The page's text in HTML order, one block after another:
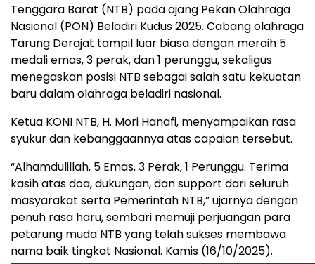
Tenggara Barat (NTB) pada ajang Pekan Olahraga
Nasional (PON) Beladiri Kudus 2025. Cabang olahraga
Tarung Derajat tampil luar biasa dengan meraih 5
medali emas, 3 perak, dan 1 perunggu, sekaligus
menegaskan posisi NTB sebagai salah satu kekuatan
baru dalam olahraga beladiri nasional.
Ketua KONI NTB, H. Mori Hanafi, menyampaikan rasa
syukur dan kebanggaannya atas capaian tersebut.
“Alhamdulillah, 5 Emas, 3 Perak, 1 Perunggu. Terima
kasih atas doa, dukungan, dan support dari seluruh
masyarakat serta Pemerintah NTB,” ujarnya dengan
penuh rasa haru, sembari memuji perjuangan para
petarung muda NTB yang telah sukses membawa
nama baik tingkat Nasional. Kamis (16/10/2025).